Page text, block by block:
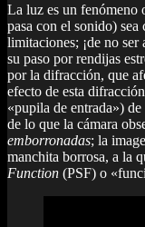
La luz es un fenómeno
pasa con el sonido) sea
limitaciones; ¡de no ser
su paso por rendijas
por la difracción, que
efecto de esta
«pupila de entrada»)
de lo que la cámara
emborronadas; la
manchita borrosa, a la
Function (PSF) o